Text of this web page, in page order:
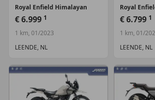
Royal Enfield Himalayan
€ 6.999 1
1 km, 01/2023
LEENDE, NL
Royal
€ 6.799 1
1 km, 01/
LEENDE, NL